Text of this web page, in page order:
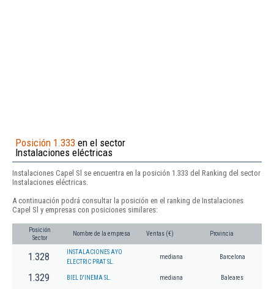
Posición 1.333 en el sector
Instalaciones eléctricas
Instalaciones Capel Sl se encuentra en la posición 1.333 del Ranking del sector
Instalaciones eléctricas.
A continuación podrá consultar la posición en el ranking de Instalaciones
Capel Sl y empresas con posiciones similares:
Posición
Sector
Nombre de la empresa Ventas (€) Provincia
1.328
INSTALACIONES AYO
ELECTRIC PRAT SL.
mediana Barcelona
1.329 BIEL D'INEMA SL. mediana Baleares